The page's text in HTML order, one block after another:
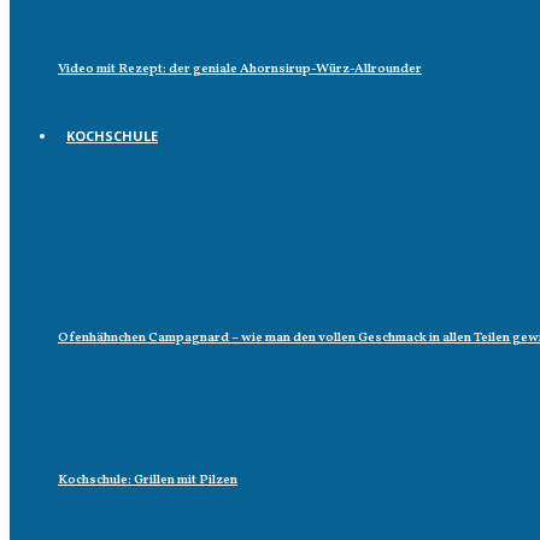
Video mit Rezept: der geniale Ahornsirup-Würz-Allrounder
KOCHSCHULE
Ofenhähnchen Campagnard – wie man den vollen Geschmack in allen Teilen
Kochschule: Grillen mit Pilzen